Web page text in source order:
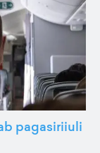
pagasiriiuli